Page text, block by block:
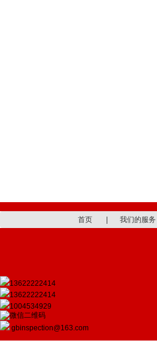
首页 我们的服务
13622222414
13622222414
1004534929
gbinspection@163.com